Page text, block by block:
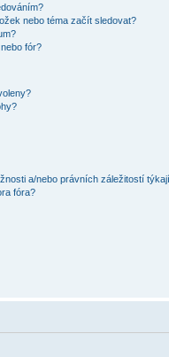
nebo téma začít sledovat?
fór?
a/nebo právních záležitostí
fóra?